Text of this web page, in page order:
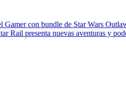
con bundle de Star Wars
Rail presenta nuevas aventuras y